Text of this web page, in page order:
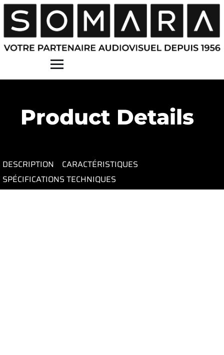
Product Details
DESCRIPTION
CARACTÉRISTIQUES
SPÉCIFICATIONS TECHNIQUES